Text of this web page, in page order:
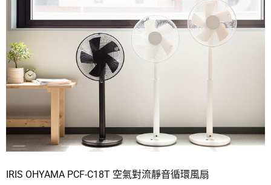
IRIS OHYAMA PCF-C18T 空氣對流靜音循環風扇